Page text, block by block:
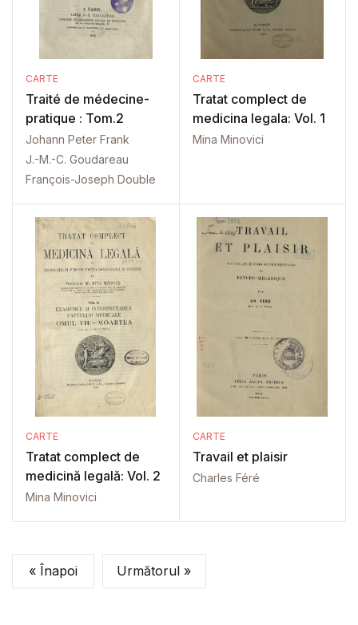
CARTE
Traité de médecine-
pratique : Tom.2
Johann Peter Frank
J.-M.-C. Goudareau
François-Joseph Double
CARTE
Tratat complect de
medicina legala: Vol. 1
Mina Minovici
CARTE
Tratat complect de
medicină legală: Vol. 2
Mina Minovici
CARTE
Travail et plaisir
Charles Féré
« Înapoi Următorul »